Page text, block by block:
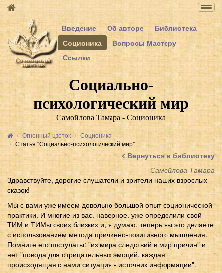
Введение
Об авторе
Библиотека
Соционика
Вопросы Мастеру
Ссылки
Социально-
психологический мир
Самойлова Тамара - Соционика
Огненный цветок
Соционика
Статья "Социально-психологический мир"
Вернуться в библиотеку
Самойлова Тамара
Здравствуйте, дорогие слушатели и зрители наших взрослых
сказок!
Мы с вами уже имеем довольно большой опыт соционической
практики. И многие из вас, наверное, уже определили свой
ТИМ и ТИМы своих близких и, я думаю, теперь вы это делаете
с использованием метода причинно-позитивного мышления.
Помните его постулаты: "из мира следствий в мир причин" и
нет "повода для отрицательных эмоций, каждая
происходящая с нами ситуация - источник информации".